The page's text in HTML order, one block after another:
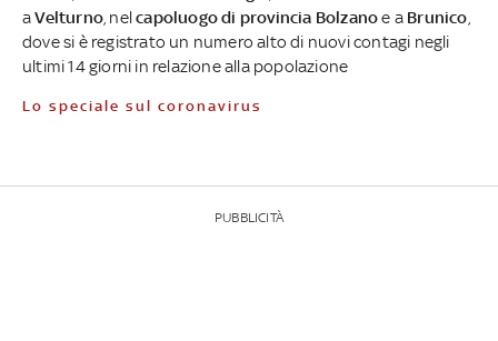
aVelturno , nelcapoluogo di provincia Bolzanoe a Brunico
dove si è registrato un numero alto di nuovi contagi negli
ultimi 14 giorni in relazione alla popolazione
Lo speciale sul coronavirus
PUBBLICITÀ